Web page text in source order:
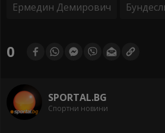
Ермедин Демирович
0
SPORTAL.BG
Спортни новини